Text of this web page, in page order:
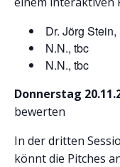
Dr. Jörg
N.N., tbc
N.N., tbc
Donnerstag
bewerten
In der dritten
könnt die Pitches